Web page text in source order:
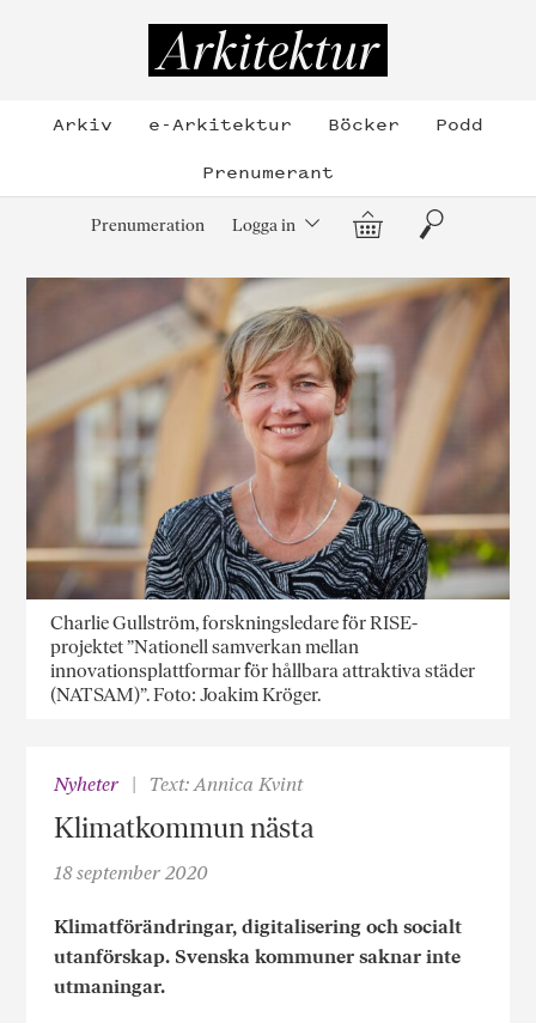
Arkiv e-Arkitektur Böcker
Podd
Prenumerant
Prenumeration Logga in Varukorg
Sök
Charlie Gullström, forskningsledare för RISE-
projektet ”Nationell samverkan mellan
innovationsplattformar för hållbara attraktiva städer
(NATSAM)”. Foto: Joakim Kröger.
Nyheter Text: Annica Kvint
Klimatkommun nästa
18 september 2020
Klimatförändringar, digitalisering och socialt
utanförskap. Svenska kommuner saknar inte
utmaningar.